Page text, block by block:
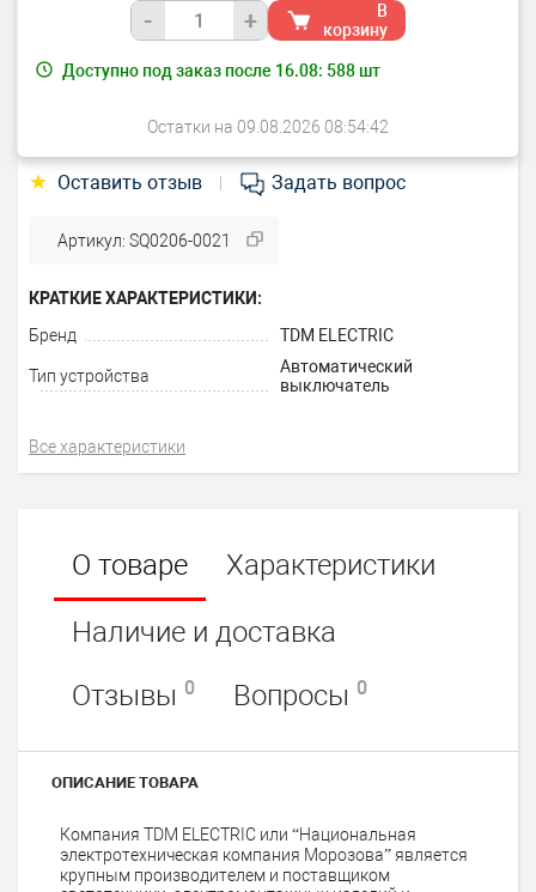
- +
В
корзину
Доступно под заказ после 16.08: 588шт
Остатки на 09.08.2026 08:54:42
★ Оставить отзыв Задать вопрос
Артикул: SQ0206-0021
КРАТКИЕ ХАРАКТЕРИСТИКИ:
Бренд
TDM ELECTRIC
Тип устройства
Автоматический
выключатель
Все характеристики
О товаре
Характеристики
Наличие и доставка
Отзывы 0 Вопросы 0
ОПИСАНИЕ ТОВАРА
Компания TDM ELECTRIC или “Национальная
электротехническая компания Морозова” является
крупным производителем и поставщиком